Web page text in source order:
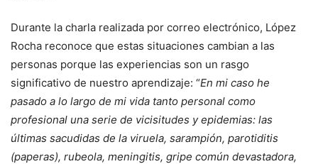
Durante la charla realizada por correo electrónico, López
Rocha reconoce que estas situaciones cambian a las
personas porque las experiencias son un rasgo
significativo de nuestro aprendizaje: “En mi caso he
pasado a lo largo de mi vida tanto personal como
profesional una serie de vicisitudes y epidemias: las
últimas sacudidas de la viruela, sarampión, parotiditis
(paperas), rubeola, meningitis, gripe común devastadora,